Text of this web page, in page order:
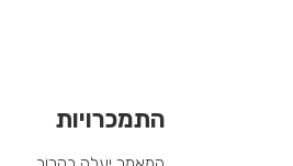
התמכרויות